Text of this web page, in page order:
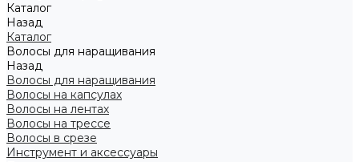
Каталог
Назад
Каталог
Волосы для наращивания
Назад
Волосы для наращивания
Волосы на капсулах
Волосы на лентах
Волосы на трессе
Волосы в срезе
Инструмент и аксессуары